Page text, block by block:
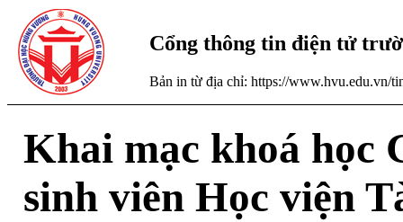
Cổng thông tin điện tử
Bản in từ địa chỉ: https://www.hvu.edu.vn/
Khai mạc khoá học
sinh viên Học viện